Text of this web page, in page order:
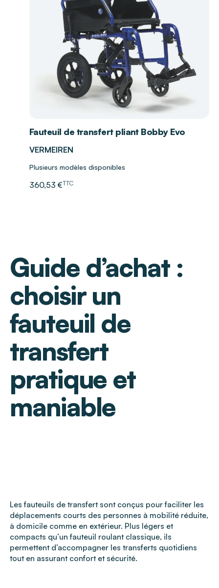
Fauteuil de transfert pliant Bobby Evo
VERMEIREN
Plusieurs modèles disponibles
360,53 €TTC
Guide d’achat :
choisir un
fauteuil de
transfert
pratique et
maniable
Les fauteuils de transfert sont conçus pour faciliter les
déplacements courts des personnes à mobilité réduite,
à domicile comme en extérieur. Plus légers et
compacts qu’un fauteuil roulant classique, ils
permettent d’accompagner les transferts quotidiens
tout en assurant confort et sécurité.